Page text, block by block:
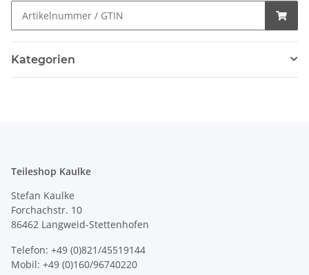
Kategorien
Teileshop Kaulke
Stefan Kaulke
Forchachstr. 10
86462 Langweid-Stettenhofen
Telefon: +49 (0)821/45519144
Mobil: +49 (0)160/96740220